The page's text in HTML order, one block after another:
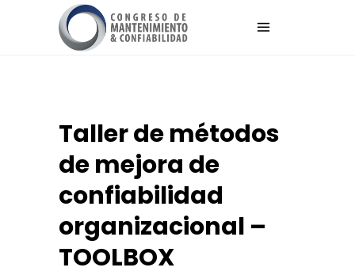
Taller de métodos
de mejora de
confiabilidad
organizacional –
TOOLBOX